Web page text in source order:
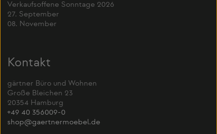
Verkaufsoffene Sonntage 2026
27. September
08. November
Kontakt
gärtner Büro und Wohnen
Große Bleichen 23
20354 Hamburg
+49 40 356009-0
shop@gaertnermoebel.de